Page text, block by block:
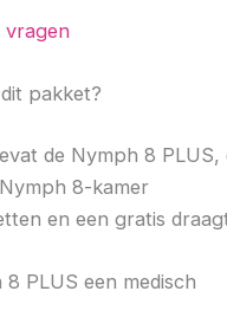
vragen
pakket?
de Nymph 8 PLUS,
8-kamer
en een gratis
PLUS een medisch